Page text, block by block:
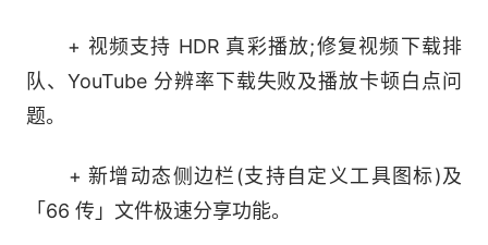
21.傲游截屏：轻松捕捉屏幕，保存特定区域或整
个网页
23.傲游图片快速保存：点击即可轻松保存图片
+ 视频支持 HDR 真彩播放;修复视频下载排
队、YouTube 分辨率下载失败及播放卡顿白点问
题。
+ 新增动态侧边栏(支持自定义工具图标)及
「66 传」文件极速分享功能。